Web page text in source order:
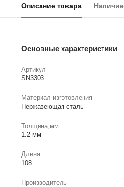
Описание товара Наличие
Основные характеристики
Артикул
SN3303
Материал изготовления
Нержавеющая сталь
Толщина,мм
1.2 мм
Длина
108
Производитель